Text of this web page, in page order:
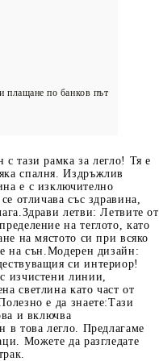
плащане по банков път
тази рамка за легло! Тя е
спалня. Издръжлив
е с изключително
отличава със здравина,
летви: Летвите от
на теглото, като
на мястото си при всяко
на сън.Модерен дизайн:
си интериор!
изчистени линии,
светлина като част от
е да знаете:Тази
и включва
в това легло. Предлагаме
Можете да разгледате